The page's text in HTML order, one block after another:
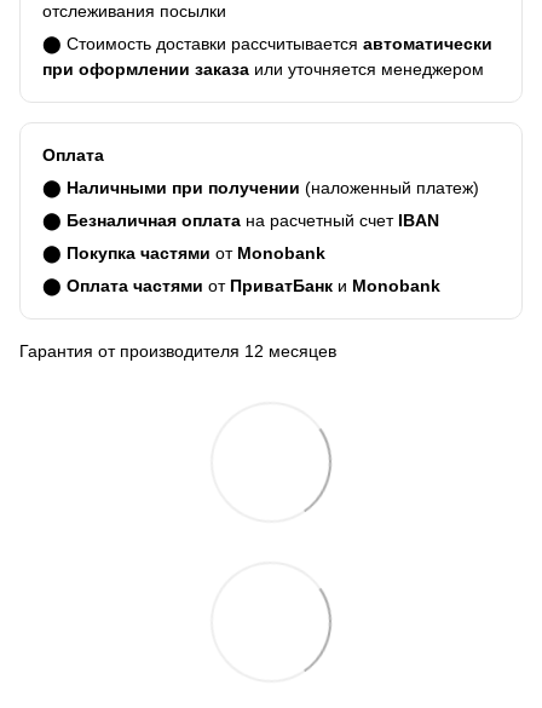
отслеживания посылки
⬤ Стоимость доставки рассчитывается автоматически
при оформлении заказа или уточняется менеджером
Оплата
⬤ Наличными при получении (наложенный платеж)
⬤ Безналичная оплата на расчетный счет IBAN
⬤ Покупка частями от Monobank
⬤ Оплата частями от ПриватБанк и Monobank
Гарантия от производителя 12 месяцев